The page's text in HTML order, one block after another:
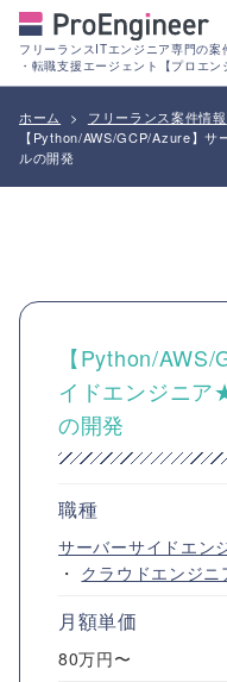
フリーランスITエンジニア専門の案
・転職支援エージェント【プロエン
ホーム > フリーランス案件情報
【Python/AWS/GCP/Azure】
ルの開発
【Python/
イドエンジニ
の開発
職種
サーバーサイドエン
・ クラウドエンジニ
月額単価
80万円〜